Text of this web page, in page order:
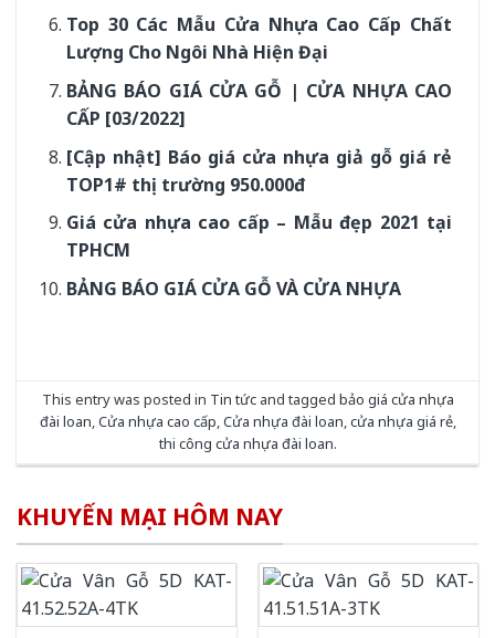
Top 30 Các Mẫu Cửa Nhựa Cao Cấp Chất
Lượng Cho Ngôi Nhà Hiện Đại
BẢNG BÁO GIÁ CỬA GỖ | CỬA NHỰA CAO
CẤP [03/2022]
[Cập nhật] Báo giá cửa nhựa giả gỗ giá rẻ
TOP1# thị trường 950.000đ
Giá cửa nhựa cao cấp – Mẫu đẹp 2021 tại
TPHCM
BẢNG BÁO GIÁ CỬA GỖ VÀ CỬA NHỰA
This entry was posted in Tin tứcand tagged bảo giá cửa nhựa
đài loan,Cửa nhựa cao cấp,Cửa nhựa đài loan,cửa nhựa giá rẻ,
thi công cửa nhựa đài loan.
KHUYẾN MẠI HÔM NAY